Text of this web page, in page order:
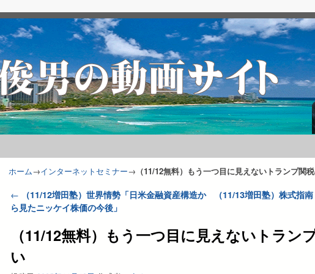
ホーム→インターネットセミナー→ （11/12無料）もう一つ目に見えないトランプ関
投稿ナビゲーション
← （11/12増田塾）世界情勢「日米金融資産構造か
ら見たニッケイ株価の今後」
（11/13増田塾）株式指
（11/12無料）もう一つ目に見えないトラン
い